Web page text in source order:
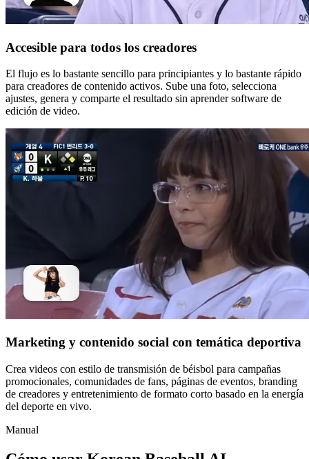
Accesible para todos los creadores
El flujo es lo bastante sencillo para principiantes y lo bastante rápido
para creadores de contenido activos. Sube una foto, selecciona
ajustes, genera y comparte el resultado sin aprender software de
edición de video.
Marketing y contenido social con temática deportiva
Crea videos con estilo de transmisión de béisbol para campañas
promocionales, comunidades de fans, páginas de eventos, branding
de creadores y entretenimiento de formato corto basado en la energía
del deporte en vivo.
Manual